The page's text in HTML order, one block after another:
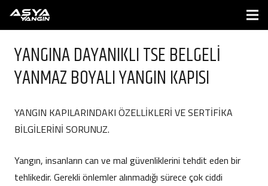
YANGINA DAYANIKLI TSE BELGELİ
YANMAZ BOYALI YANGIN KAPISI
YANGIN KAPILARINDAKI ÖZELLİKLERİ VE SERTİFİKA
BİLGİLERİNİ SORUNUZ.
Yangın, insanların can ve mal güvenliklerini tehdit eden bir
tehlikedir. Gerekli önlemler alınmadığı sürece çok ciddi